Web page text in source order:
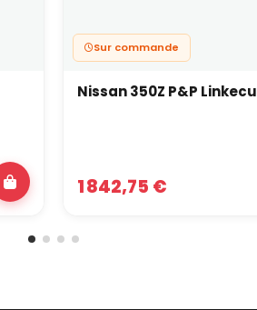
Sur commande
Nissan 350Z P&P Linkecu
1 842,75 €